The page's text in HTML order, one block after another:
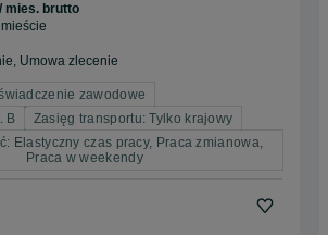
mies. brutto
Umowa zlecenie
zawodowe
B
Zasięg transportu: Tylko krajowy
Elastyczny czas pracy, Praca zmianowa,
Praca w weekendy